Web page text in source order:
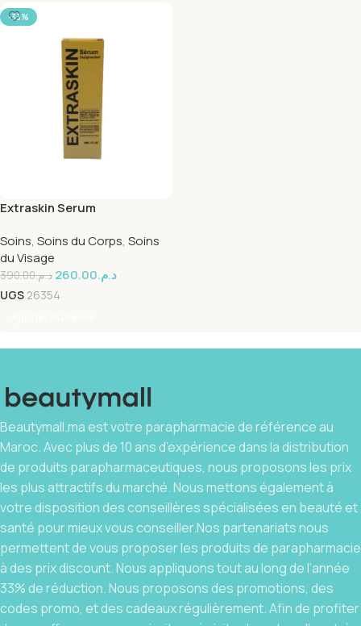
-33%
Extraskin Serum
Soins, Soins du Corps, Soins
du Visage
د.م.390.00 د.م.260.00
UGS 26354
Beautymall.ma est votre parapharmacie de référence au
Maroc. Avec plus de 10 ans d’expérience dans la distribution
de produits parapharmaceutiques, nous proposons les prix
les plus attractifs du marché. Nous mettons également à
votre disposition des conseillères spécialisées en beauté et
santé pour mieux vous conseiller.Nos partenariats nous
permettent de vous proposer les produits de parapharmacie
à des prix discount. Nous appliquons tout au long de l’année
33% de réduction. Nous proposons des promotions, des
codes promo, et des cadeaux régulièrement. Afin de profiter